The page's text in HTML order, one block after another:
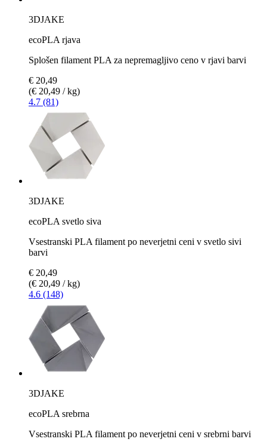
3DJAKE
ecoPLA rjava
Splošen filament PLA za nepremagljivo ceno v rjavi barvi
€ 20,49
(€ 20,49 / kg)
4.7 (81)
3DJAKE
ecoPLA svetlo siva
Vsestranski PLA filament po neverjetni ceni v svetlo sivi
barvi
€ 20,49
(€ 20,49 / kg)
4.6 (148)
3DJAKE
ecoPLA srebrna
Vsestranski PLA filament po neverjetni ceni v srebrni barvi